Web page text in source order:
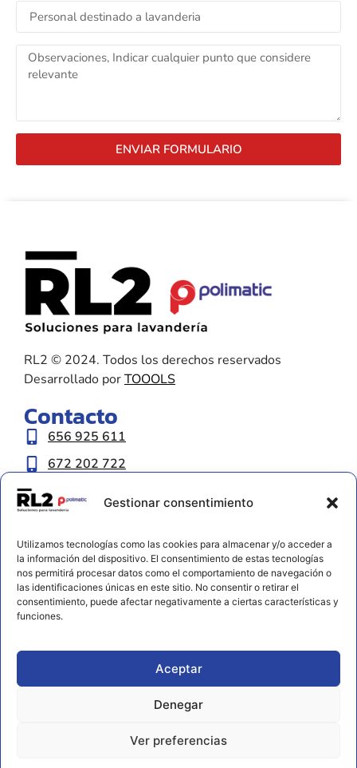
Gestionar consentimiento
Utilizamos tecnologías como las cookies para almacenar y/o acceder a
la información del dispositivo. El consentimiento de estas tecnologías
nos permitirá procesar datos como el comportamiento de navegación o
las identificaciones únicas en este sitio. No consentir o retirar el
consentimiento, puede afectar negativamente a ciertas características y
funciones.
Aceptar
Denegar
Ver preferencias
ENVIAR FORMULARIO
RL2 © 2024. Todos los derechos reservados
Desarrollado porTOOOLS
Contacto
656 925 611
672 202 722
info@rl2.eu
Política de cookies
Aviso legal y privacidad
Declaración de accesibilidad